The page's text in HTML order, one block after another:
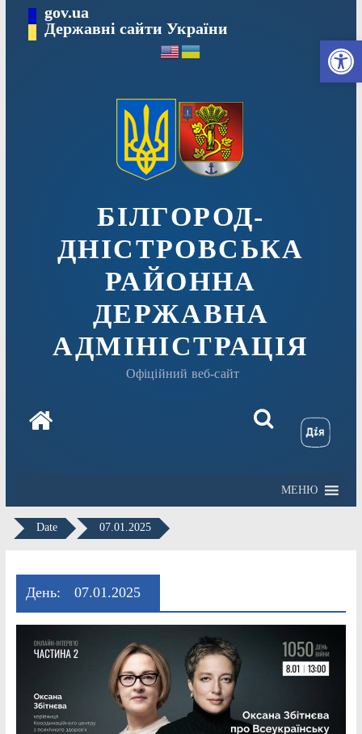
вмісту
gov.ua
Державні сайти України
БІЛГОРОД-
ДНІСТРОВСЬКА
РАЙОННА
ДЕРЖАВНА
АДМІНІСТРАЦІЯ
Офіційний веб-сайт
МЕНЮ
Date 07.01.2025
День: 07.01.2025